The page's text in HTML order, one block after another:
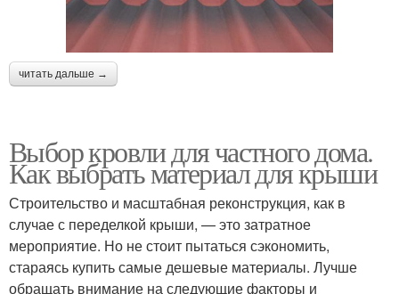
читать дальше →
Выбор кровли для частного дома.
Как выбрать материал для крыши
Строительство и масштабная реконструкция, как в
случае с переделкой крыши, — это затратное
мероприятие. Но не стоит пытаться сэкономить,
стараясь купить самые дешевые материалы. Лучше
обращать внимание на следующие факторы и